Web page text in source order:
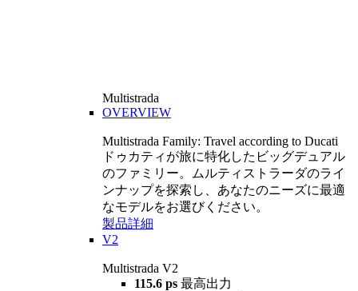
Multistrada
OVERVIEW
Multistrada Family: Travel according to Ducati
ドゥカティが旅に特化したビッグデュアル
のファミリー。ムルティストラーダのライ
ンナップを探索し、あなたのニーズに最適
なモデルをお選びください。
製品詳細
V2
Multistrada V2
115.6 ps 最高出力